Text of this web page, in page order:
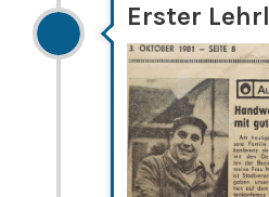
Erster